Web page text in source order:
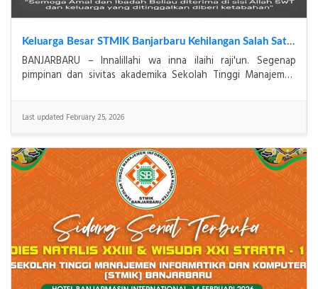
Keluarga Besar STMIK Banjarbaru Kehilangan Salah Satu Karyawan Terbaiknya, Muhammad Rizki Noor
BANJARBARU – Innalillahi wa inna ilaihi raji'un. Segenap
pimpinan dan sivitas akademika Sekolah Tinggi Manajemen
Last updated February 25, 2026